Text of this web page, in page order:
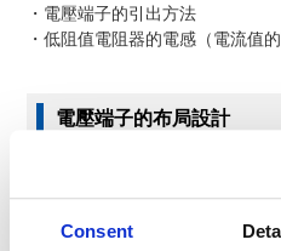
Consent
・電壓端子的引出方法
・低阻值電阻器的電感（電流值
電壓端子的布局設計
為了檢測電流流經電阻器時的壓
端子。
電壓端子引出圖案，如下圖（2